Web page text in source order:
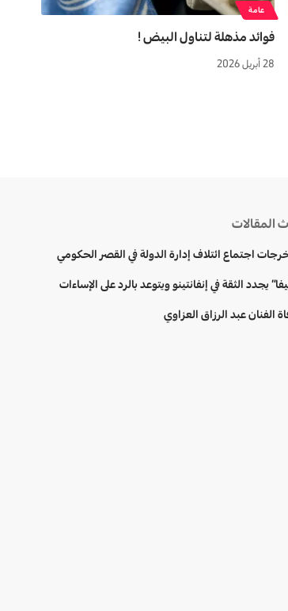
عامة
فوائد مذهلة لتناول البیض !
28 أبريل 2026
المقالات
اجتماع ائتلاف إدارة الدولة في القصر الحكومي
يجدد الثقة في إنفانتينو ويتوعد بالرد على الإساءات
الفنان عبد الرزاق العزاوي